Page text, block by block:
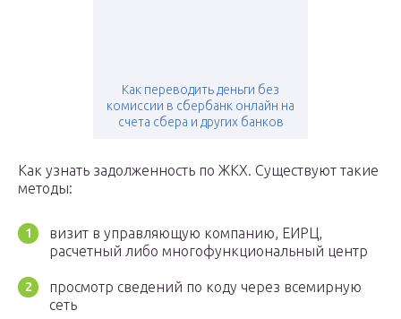
Как переводить деньги без
комиссии в сбербанк онлайн на
счета сбера и других банков
Как узнать задолженность по ЖКХ. Существуют такие
методы:
визит в управляющую компанию, ЕИРЦ,
расчетный либо многофункциональный центр
просмотр сведений по коду через всемирную
сеть